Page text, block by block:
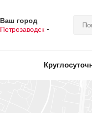
Ваш город
Петрозаводск